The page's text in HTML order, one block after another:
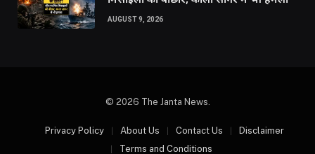
AUGUST 9, 2026
© 2026 The Janta News.
Privacy Policy About Us Contact Us
Disclaimer
Terms and Conditions